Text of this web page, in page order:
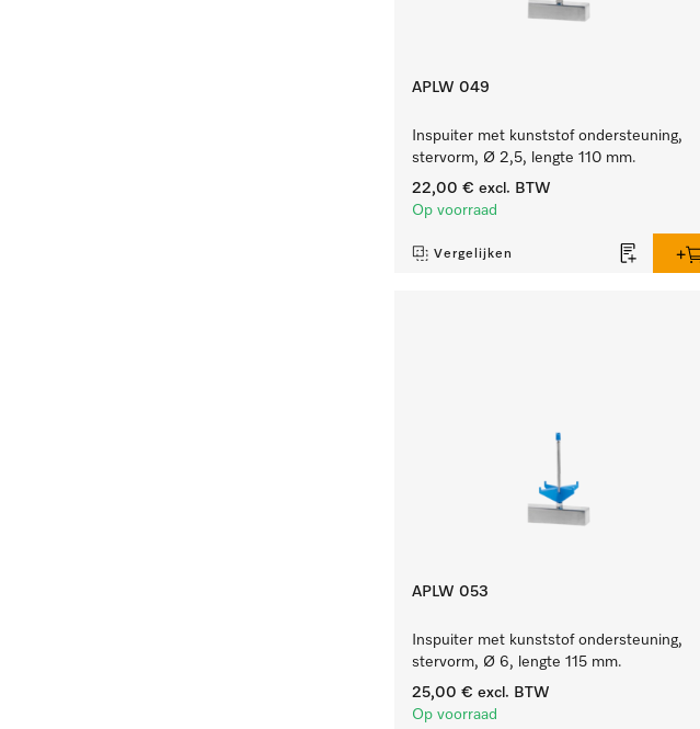
APLW 049
Inspuiter met kunststof ondersteuning,
stervorm, Ø 2,5, lengte 110 mm.
22,00 € excl. BTW
Op voorraad
Vergelijken
APLW 053
Inspuiter met kunststof ondersteuning,
stervorm, Ø 6, lengte 115 mm.
25,00 € excl. BTW
Op voorraad